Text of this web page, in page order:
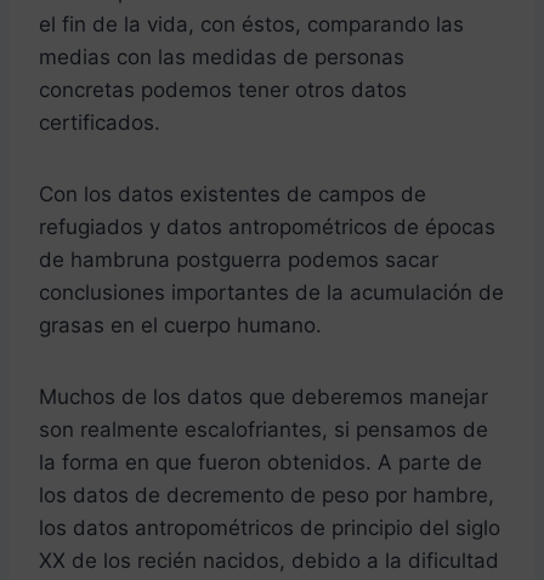
el fin de la vida, con éstos, comparando las
medias con las medidas de personas
concretas podemos tener otros datos
certificados.
Con los datos existentes de campos de
refugiados y datos antropométricos de épocas
de hambruna postguerra podemos sacar
conclusiones importantes de la acumulación de
grasas en el cuerpo humano.
Muchos de los datos que deberemos manejar
son realmente escalofriantes, si pensamos de
la forma en que fueron obtenidos. A parte de
los datos de decremento de peso por hambre,
los datos antropométricos de principio del siglo
XX de los recién nacidos, debido a la dificultad